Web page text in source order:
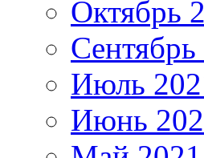
Октябрь
Сентябрь
Июль
Июнь